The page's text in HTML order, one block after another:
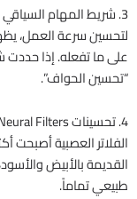
3. شريط المهام السياقي (Contextual Task Bar)
لتحسين سرعة العمل،
على ما تفعله. إذا حددت
“تحسين الحواف”.
4. تحسينات Neural Filters
الفلاتر العصبية أصبحت
القديمة بالأبيض
طبيعي تماماً.